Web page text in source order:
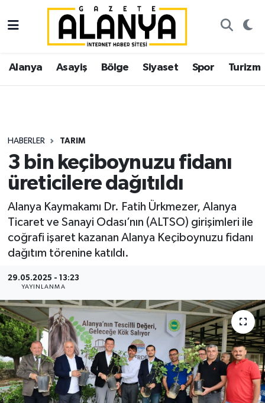
Alanya Asayiş Bölge Siyaset Spor Turizm
HABERLER TARIM
3 bin keçiboynuzu fidanı
üreticilere dağıtıldı
Alanya Kaymakamı Dr. Fatih Ürkmezer, Alanya
Ticaret ve Sanayi Odası’nın (ALTSO) girişimleri ile
coğrafi işaret kazanan Alanya Keçiboynuzu fidanı
dağıtım törenine katıldı.
29.05.2025 - 13:23
YAYINLANMA
Alanya
Asayiş
Siyaset
Spor
Ekonomi
Gazipaşa
İstanbul Nöbetçi Eczaneler
İstanbul Hava Durumu
Süper Lig Puan Durumu ve Fikstür
Tüm Manşetler
Son Dakika Haberleri
Haber Arşivi